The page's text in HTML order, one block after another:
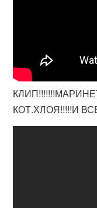
КОТ.ХЛОЯ!!!!!И